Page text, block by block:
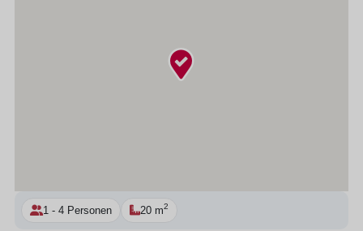
1 - 4 Personen 20 m2